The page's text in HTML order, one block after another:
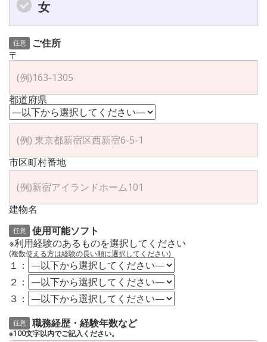
女
任意
ご住所
〒
都道府県
市区町村番地
建物名
任意
使用可能ソフト
※利用経験のあるものを選択してください
(複数使える方は経験の長い順に選択してください)
１：
２：
３：
任意 職務経歴・経験年数など
※100文字以内でご記入ください。